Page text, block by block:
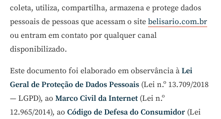
coleta, utiliza, compartilha, armazena e protege dados
pessoais de pessoas que acessam o site belisario.com.br
ou entram em contato por qualquer canal
disponibilizado.
Este documento foi elaborado em observância à Lei
Geral de Proteção de Dados Pessoais (Lei n.º 13.709/2018
— LGPD), ao Marco Civil da Internet(Lei n.º
12.965/2014), ao Código de Defesa do Consumidor (Lei